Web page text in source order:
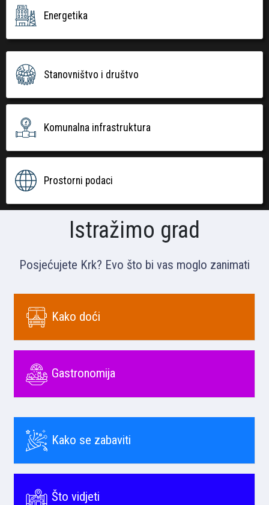
Energetika
Stanovništvo i društvo
Komunalna infrastruktura
Prostorni podaci
Istražimo grad
Posjećujete Krk? Evo što bi vas moglo zanimati
Kako doći
Gastronomija
Kako se zabaviti
Što vidjeti